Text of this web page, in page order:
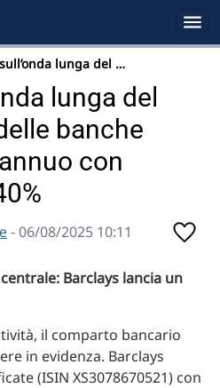
lunga del …
lunga del
banche
con
- 06/08/2025 10:11
Barclays lancia un
il comparto bancario
in evidenza. Barclays
(ISIN XS3078670521) con